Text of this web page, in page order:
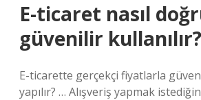
E-ticaret nasıl
güvenilir kullanılır?
E-ticarette gerçekçi fiyatlarla
yapılır? … Alışveriş yapmak